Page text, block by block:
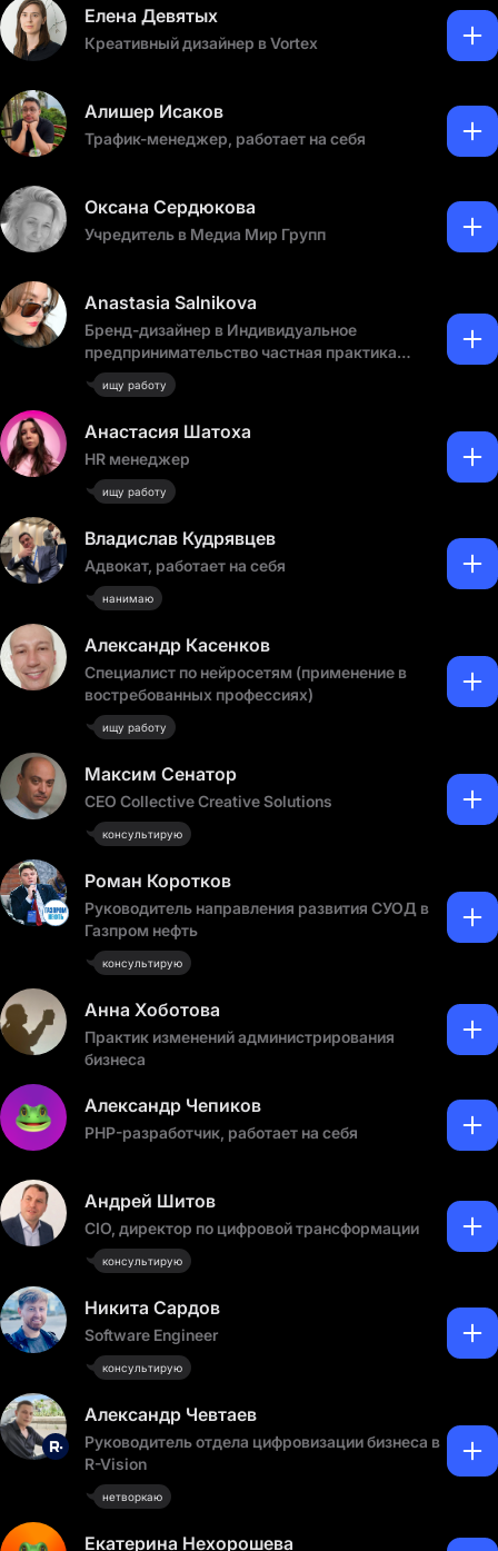
Елена Девятых
Креативный дизайнер в Vortex
Алишер Исаков
Трафик-менеджер, работает на себя
Оксана Сердюкова
Учредитель в Медиа Мир Групп
Anastasia Salnikova
Бренд-дизайнер в Индивидуальное
предпринимательство частная практика
фриланс
ищу работу
Анастасия Шатоха
HR менеджер
ищу работу
Владислав Кудрявцев
Адвокат, работает на себя
нанимаю
Александр Касенков
Специалист по нейросетям (применение в
востребованных профессиях)
ищу работу
Максим Сенатор
CEO Collective Creative Solutions
консультирую
Роман Коротков
Руководитель направления развития СУОД в
Газпром нефть
консультирую
Анна Хоботова
Практик изменений администрирования
бизнеса
Александр Чепиков
PHP-разработчик, работает на себя
Андрей Шитов
CIO, директор по цифровой трансформации
консультирую
Никита Сардов
Software Engineer
консультирую
Александр Чевтаев
Руководитель отдела цифровизации бизнеса в
R-Vision
нетворкаю
Екатерина Нехорошева